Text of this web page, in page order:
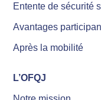
Entente de sécurité
Avantages
Après la mobilité
L’OFQJ